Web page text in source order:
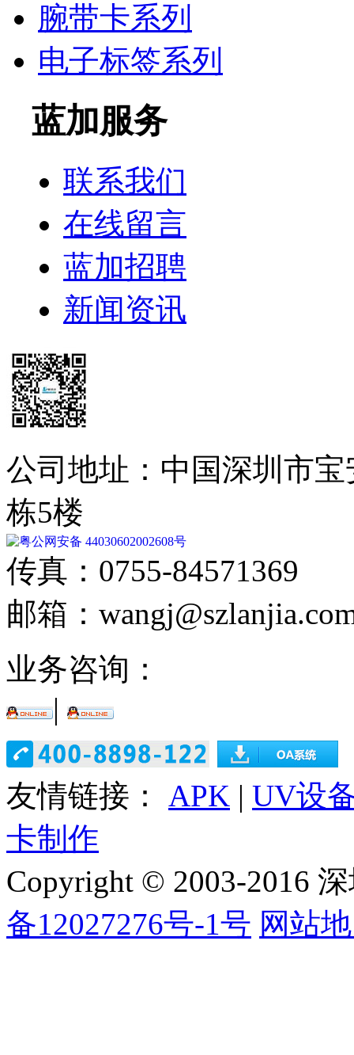
腕带卡系列
电子标签系列
蓝加服务
联系我们
在线留言
蓝加招聘
新闻资讯
公司地址：中国深圳市
栋5楼
粤公网安备 44030602002608号
传真：0755-84571369
邮箱：
业务咨询：
|
友情链接： APK | UV设
卡制作
Copyright © 2003-2016
备12027276号-1号 网站